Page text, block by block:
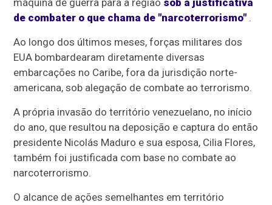
de combater o que chama de "narcoterrorismo" .
Ao longo dos últimos meses, forças militares dos
EUA bombardearam diretamente diversas
embarcações no Caribe, fora da jurisdição norte-
americana, sob alegação de combate ao terrorismo.
A própria invasão do território venezuelano, no início
do ano, que resultou na deposição e captura do então
presidente Nicolás Maduro e sua esposa, Cilia Flores,
também foi justificada com base no combate ao
narcoterrorismo.
O alcance de ações semelhantes em território